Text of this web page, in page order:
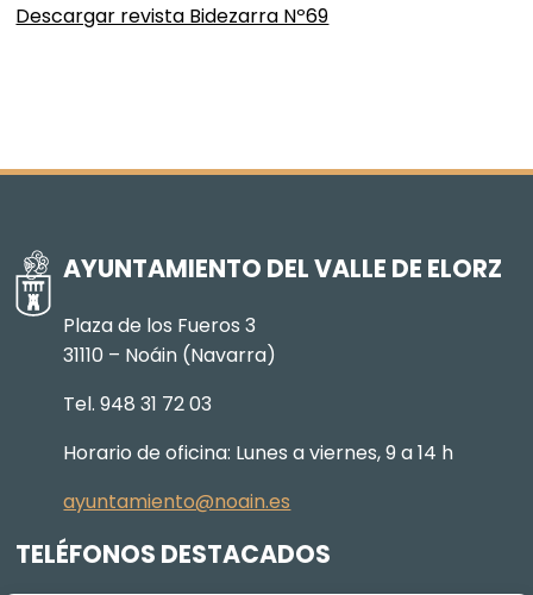
Descargar revista Bidezarra Nº69
AYUNTAMIENTO DEL VALLE DE ELORZ
Plaza de los Fueros 3
31110 – Noáin (Navarra)
Tel. 948 31 72 03
Horario de oficina: Lunes a viernes, 9 a 14 h
ayuntamiento@noain.es
TELÉFONOS DESTACADOS